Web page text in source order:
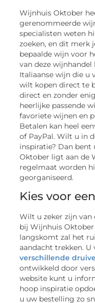
Wijnhuis Oktober
gerenommeerde
specialisten weten
zoeken, en dit merk
bepaalde wijn voor
van deze
Italiaanse wijn die u
wilt kopen direct te
direct en zonder
heerlijke passende
favoriete wijnen en
Betalen kan heel
of PayPal. Wilt u in
inspiratie? Dan
Oktober ligt aan de
regelmaat worden
georganiseerd.
Kies voor
Wilt u zeker zijn van
bij Wijnhuis Oktober
langskomt zal het
aandacht trekken.
verschillende
ontwikkeld door
website kunt u
hoop inspiratie
u uw bestelling zo